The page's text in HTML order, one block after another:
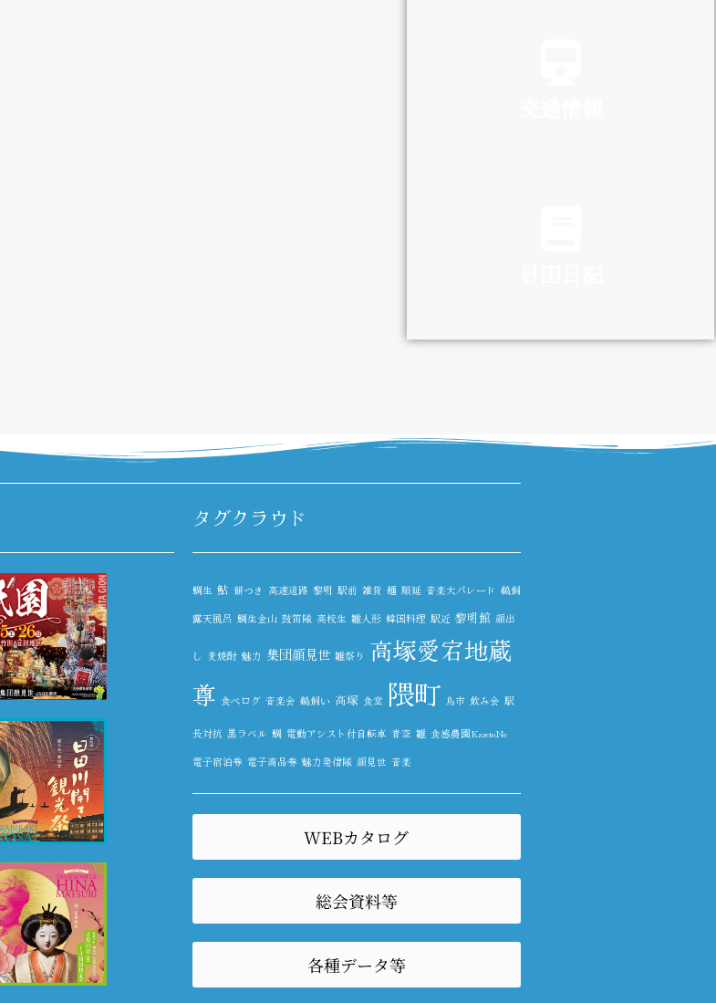
DIARY
タグクラウド
鯛生 鮎 餅つき 高速道路 黎明 駅前 雑貨 麺 順延 音楽大パレード 鵜飼
露天風呂 鯛生金山 鼓笛隊 高校生 雛人形 韓国料理 駅近 黎明館 顔出
し 麦焼酎 魅力 集団顔見世 雛祭り
高塚愛宕地蔵
尊 食べログ 音楽会 鵜飼い 高塚 食堂 隈町 鳥市 飲み会 駅
長対抗 黒ラベル 鯛 電動アシスト付自転車 青空 雛 食感農園KazetoNe
電子宿泊券 電子商品券 魅力発信隊 顔見世 音楽
WEBカタログ
総会資料等
各種データ等